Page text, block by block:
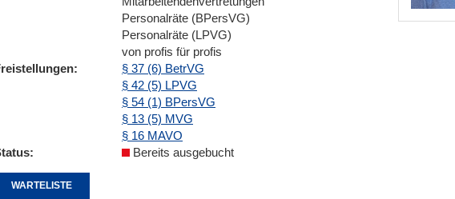
Personalräte (BPersVG)
Personalräte (LPVG)
von profis für profis
§ 37 (6) BetrVG
§ 42 (5) LPVG
§ 54 (1) BPersVG
§ 13 (5) MVG
§ 16 MAVO
Bereits ausgebucht
WARTELISTE